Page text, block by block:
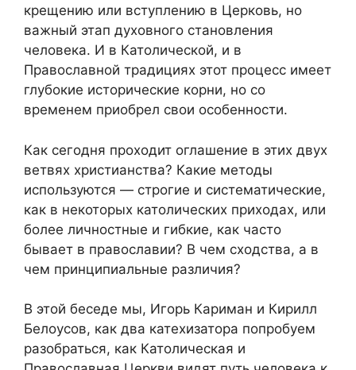
крещению или вступлению в Церковь, но
важный этап духовного становления
человека. И в Католической, и в
Православной традициях этот процесс имеет
глубокие исторические корни, но со
временем приобрел свои особенности.
Как сегодня проходит оглашение в этих двух
ветвях христианства? Какие методы
используются — строгие и систематические,
как в некоторых католических приходах, или
более личностные и гибкие, как часто
бывает в православии? В чем сходства, а в
чем принципиальные различия?
В этой беседе мы, Игорь Кариман и Кирилл
Белоусов, как два катехизатора попробуем
разобраться, как Католическая и